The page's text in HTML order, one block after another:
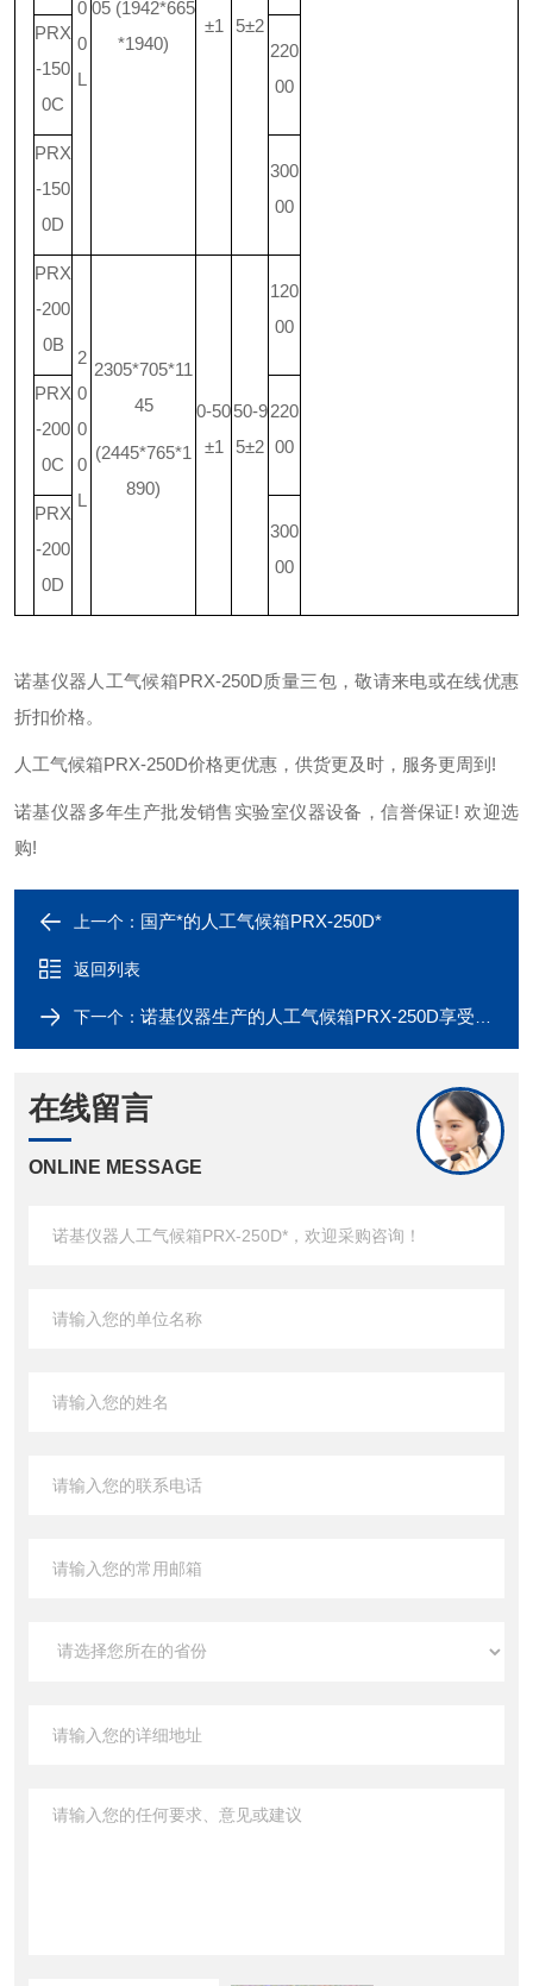
0
0
L
05 (1942*665
*1940)
±1
5±2
PRX
-150
0C
220
00
PRX
-150
0D
300
00
PRX
-200
0B
2
0
0
0
L
2305*705*11
45
(2445*765*1
890)
0-50
±1
50-9
5±2
120
00
PRX
-200
0C
220
00
PRX
-200
0D
300
00
诺基仪器人工气候箱PRX-250D质量三包，敬请来电或在线优惠
折扣价格。
人工气候箱PRX-250D价格更优惠，供货更及时，服务更周到!
诺基仪器多年生产批发销售实验室仪器设备，信誉保证! 欢迎选
购!
上一个： 国产*的人工气候箱PRX-250D*
返回列表
下一个： 诺基仪器生产的人工气候箱PRX-250D享受诺基仪器优质售后服务
在线留言
ONLINE MESSAGE